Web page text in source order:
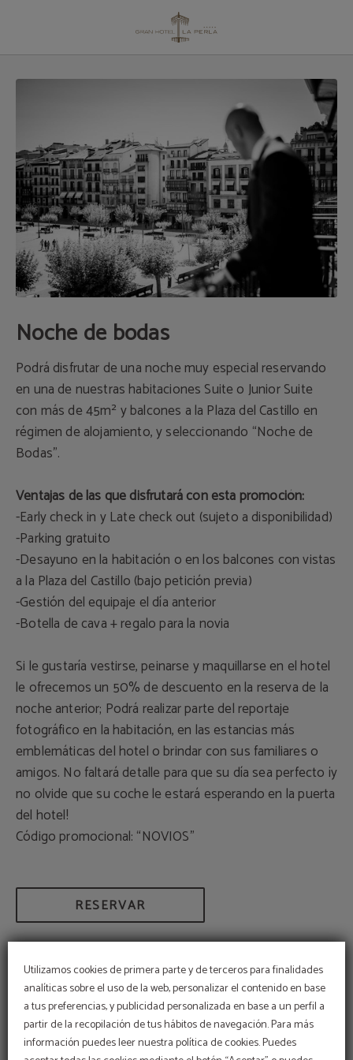
Utilizamos cookies de primera parte y de terceros para finalidades
analíticas sobre el uso de la web, personalizar el contenido en base
a tus preferencias, y publicidad personalizada en base a un perfil a
partir de la recopilación de tus hábitos de navegación. Para más
información puedes leer nuestra política de cookies. Puedes
Noche de bodas
Podrá disfrutar de una noche muy especial reservando
en una de nuestras habitaciones Suite o Junior Suite
con más de 45m² y balcones a la Plaza del Castillo en
régimen de alojamiento, y seleccionando “Noche de
Bodas”.
Ventajas de las que disfrutará con esta promoción:
-Early check in y Late check out (sujeto a disponibilidad)
-Parking gratuito
-Desayuno en la habitación o en los balcones con vistas
a la Plaza del Castillo (bajo petición previa)
-Gestión del equipaje el día anterior
-Botella de cava + regalo para la novia
Si le gustaría vestirse, peinarse y maquillarse en el hotel
le ofrecemos un 50% de descuento en la reserva de la
noche anterior; Podrá realizar parte del reportaje
fotográfico en la habitación, en las estancias más
emblemáticas del hotel o brindar con sus familiares o
amigos. No faltará detalle para que su día sea perfecto ¡y
no olvide que su coche le estará esperando en la puerta
del hotel!
Código promocional: “NOVIOS”
RESERVAR
PROMOCIONES
Reservas San Fermín
DISFRUTE DE LA FESTIVIDAD MÁS
IMPORTANTE EN NUESTRO HOTEL